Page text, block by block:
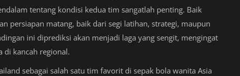
tentang kondisi kedua tim sangatlah penting. Baik
persiapan matang, baik dari segi latihan, strategi, maupun
ini diprediksi akan menjadi laga yang sengit, mengingat
di kancah regional.
sebagai salah satu tim favorit di sepak bola wanita Asia